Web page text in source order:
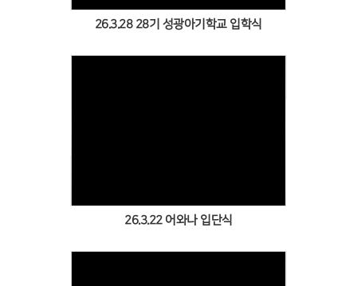
26.3.28 28기 성광아기학교 입학식
26.3.22 어와나 입단식